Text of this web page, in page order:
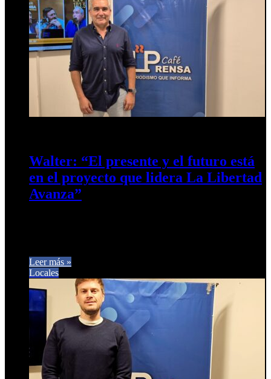
Walter: “El presente y el futuro está
en el proyecto que lidera La Libertad
Avanza”
Leer más »
Locales